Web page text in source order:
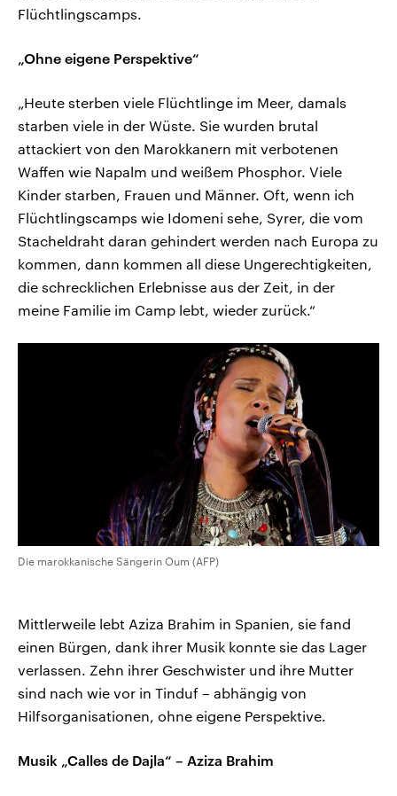
Flüchtlingscamps.
„Ohne eigene Perspektive“
„Heute sterben viele Flüchtlinge im Meer, damals
starben viele in der Wüste. Sie wurden brutal
attackiert von den Marokkanern mit verbotenen
Waffen wie Napalm und weißem Phosphor. Viele
Kinder starben, Frauen und Männer. Oft, wenn ich
Flüchtlingscamps wie Idomeni sehe, Syrer, die vom
Stacheldraht daran gehindert werden nach Europa zu
kommen, dann kommen all diese Ungerechtigkeiten,
die schrecklichen Erlebnisse aus der Zeit, in der
meine Familie im Camp lebt, wieder zurück.“
Die marokkanische Sängerin Oum (AFP)
Mittlerweile lebt Aziza Brahim in Spanien, sie fand
einen Bürgen, dank ihrer Musik konnte sie das Lager
verlassen. Zehn ihrer Geschwister und ihre Mutter
sind nach wie vor in Tinduf – abhängig von
Hilfsorganisationen, ohne eigene Perspektive.
Musik „Calles de Dajla“ – Aziza Brahim